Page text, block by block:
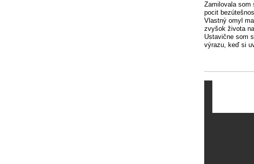
Zamilovala som
pocit
Vlastný omyl
zvyšok života
Ustavične som
výrazu, keď si